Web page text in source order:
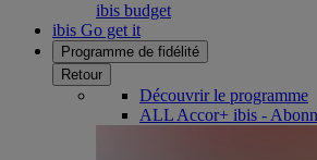
ibis budget
ibis Go get it
Programme de fidélité
Retour
Découvrir le programme
ALL Accor+ ibis -